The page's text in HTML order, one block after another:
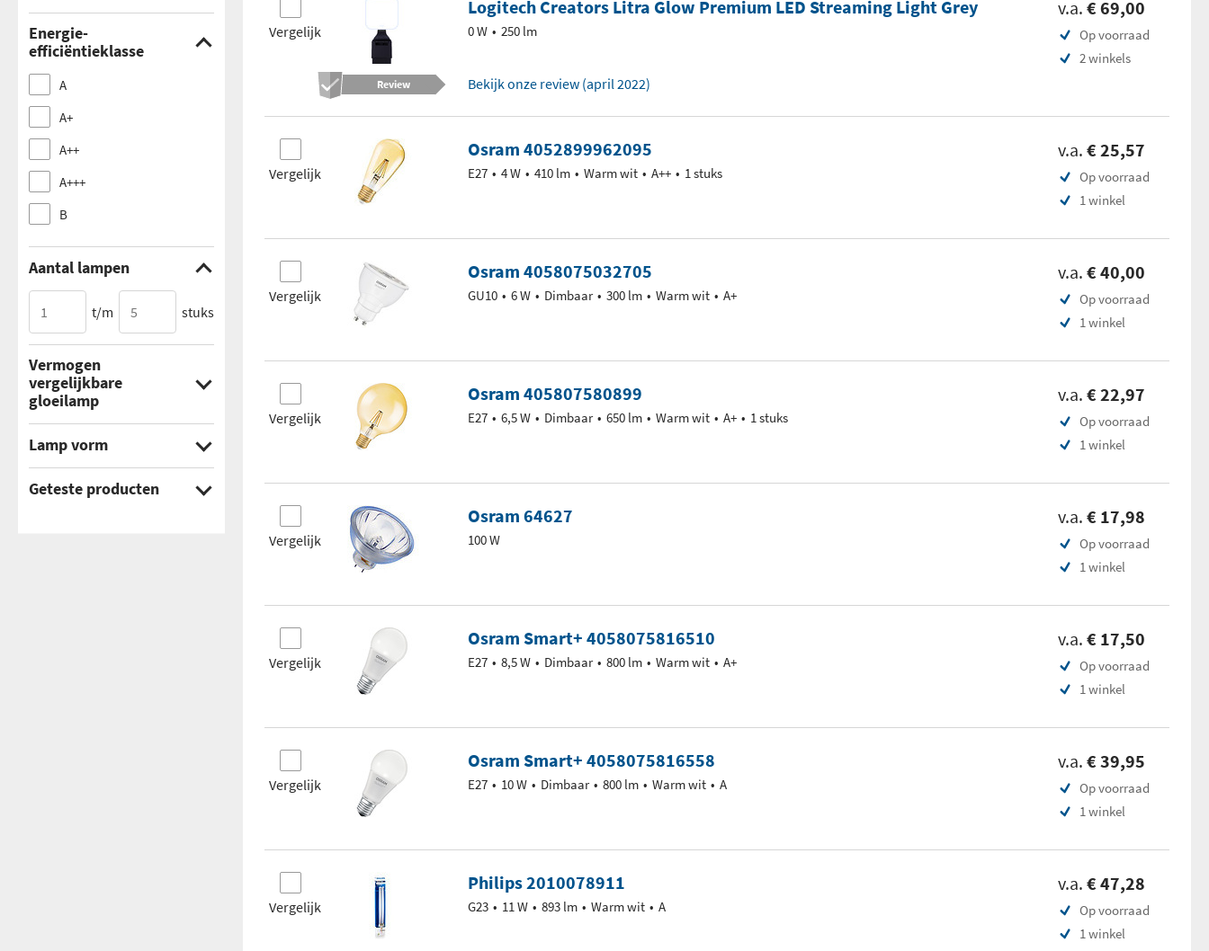
Energie-
efficiëntieklasse
A
A+
A++
A+++
B
Aantal lampen
t/m stuks
Vermogen
vergelijkbare
gloeilamp
t/m W
Lamp vorm
Geteste producten
Vergelijk
Logitech Creators Litra Glow Premium LED Streaming Light Grey
0 W 250 lm
v.a. € 69,00
Op voorraad
2 winkels
Review Bekijk onze review (april 2022)
Vergelijk
Osram 4052899962095
E27 4 W 410 lm Warm wit A++ 1 stuks
v.a. € 25,57
Op voorraad
1 winkel
Vergelijk
Osram 4058075032705
GU10 6 W Dimbaar 300 lm Warm wit A+
v.a. € 40,00
Op voorraad
1 winkel
Vergelijk
Osram 405807580899
E27 6,5 W Dimbaar 650 lm Warm wit A+ 1 stuks
v.a. € 22,97
Op voorraad
1 winkel
Vergelijk
Osram 64627
100 W
v.a. € 17,98
Op voorraad
1 winkel
Vergelijk
Osram Smart+ 4058075816510
E27 8,5 W Dimbaar 800 lm Warm wit A+
v.a. € 17,50
Op voorraad
1 winkel
Vergelijk
Osram Smart+ 4058075816558
E27 10 W Dimbaar 800 lm Warm wit A
v.a. € 39,95
Op voorraad
1 winkel
Vergelijk
Philips 2010078911
G23 11 W 893 lm Warm wit A
v.a. € 47,28
Op voorraad
1 winkel